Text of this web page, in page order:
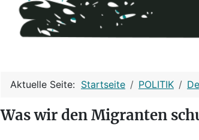
Aktuelle Seite: Startseite POLITIK
Was wir den Migranten